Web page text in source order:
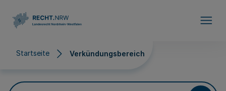
Startseite Verkündungsbereich
Verkündungsbereich